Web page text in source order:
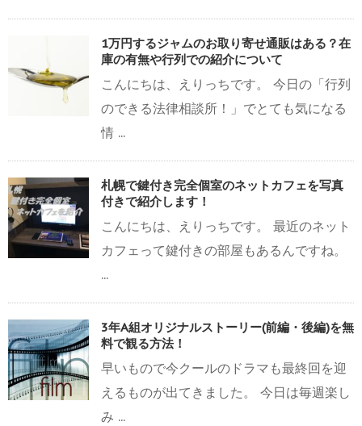
1万円するジャムのお取り寄せ通販はある？在
庫の有無や行列での紹介について
こんにちは、えりっちです。 今日の「行列
のできる法律相談所！」でとても気になる
情 ...
札幌で鍵付き完全個室のネットカフェを写真
付きで紹介します！
こんにちは、えりっちです。 最近のネット
カフェって鍵付きの部屋もあるんですね。
...
3年A組オリジナルストーリー(前編・後編)を無
料で観る方法！
早いもので今クールのドラマも最終回を迎
えるものが出てきました。 今日は毎週楽し
み ...